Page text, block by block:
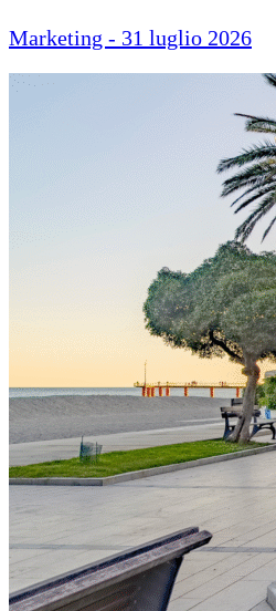
Marketing - 31 luglio 2026